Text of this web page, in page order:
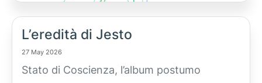
L’eredità di Jesto
27 May 2026
Stato di Coscienza, l’album postumo